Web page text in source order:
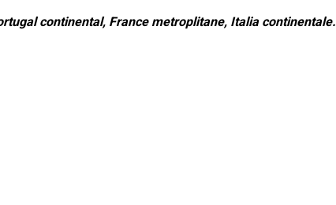
continental, France metroplitane, Italia continentale.